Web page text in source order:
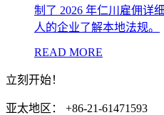
制了 2026 年仁川雇佣详
人的企业了解本地法规。
READ MORE
立刻开始！
亚太地区： +86-21-61471593